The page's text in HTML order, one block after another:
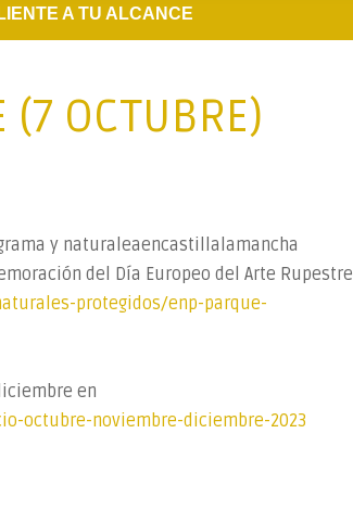
A TU ALCANCE
(7 OCTUBRE)
y naturaleaencastillalamancha
del Día Europeo del Arte Rupestre
protegidos/enp-parque-
en
octubre-noviembre-diciembre-2023